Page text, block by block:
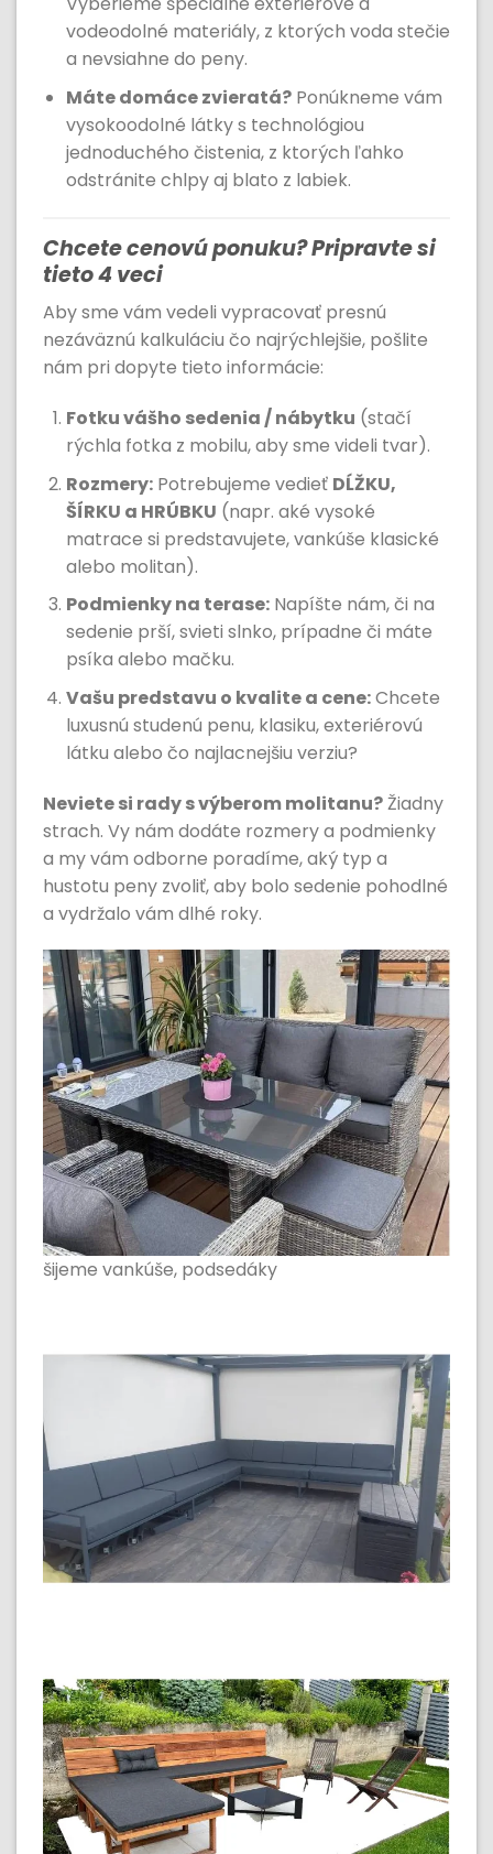
vodeodolné materiály, z ktorých voda stečie
a nevsiahne do peny.
Máte domáce zvieratá?Ponúkneme vám
vysokoodolné látky s technológiou
jednoduchého čistenia, z ktorých ľahko
odstránite chlpy aj blato z labiek.
Chcete cenovú ponuku? Pripravte si
tieto 4 veci
Aby sme vám vedeli vypracovať presnú
nezáväznú kalkuláciu čo najrýchlejšie, pošlite
nám pri dopyte tieto informácie:
Fotku vášho sedenia / nábytku (stačí
rýchla fotka z mobilu, aby sme videli tvar).
Rozmery:Potrebujeme vedieť DĹŽKU,
ŠÍRKU a HRÚBKU (napr. aké vysoké
matrace si predstavujete, vankúše klasické
alebo molitan).
Podmienky na terase:Napíšte nám, či na
sedenie prší, svieti slnko, prípadne či máte
psíka alebo mačku.
Vašu predstavu o kvalite a cene:Chcete
luxusnú studenú penu, klasiku, exteriérovú
látku alebo čo najlacnejšiu verziu?
Neviete si rady s výberom molitanu?Žiadny
strach. Vy nám dodáte rozmery a podmienky
a my vám odborne poradíme, aký typ a
hustotu peny zvoliť, aby bolo sedenie pohodlné
a vydržalo vám dlhé roky.
šijeme vankúše, podsedáky